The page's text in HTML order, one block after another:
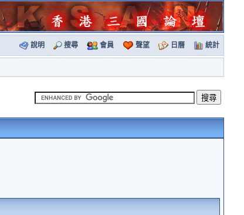
說明 搜尋 會員 聲望 日曆 統計